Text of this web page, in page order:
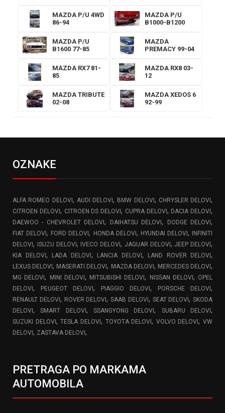
MAZDA P/U 4WD
86-94
MAZDA P/U
B1000-B1200
MAZDA P/U
B1600 77-85
MAZDA
PREMACY 99-04
MAZDA RX7 81-
85
MAZDA RX8 03-
12
MAZDA TRIBUTE
02-08
MAZDA XEDOS 6
92-99
OZNAKE
ALFA ROMEO DELOVI , AUDI DELOVI , BMW DELOVI , CHRYSLER DELOVI ,
CITROEN DELOVI , CITROEN DS DELOVI , CUPRA DELOVI , DACIA DELOVI ,
DAEWOO - CHEVROLET DELOVI, DAIHATSU DELOVI, DODGE DELOVI,
FIAT DELOVI, FORD DELOVI, HONDA DELOVI , HYUNDAI DELOVI ,
INFINITI
DELOVI , ISUZU DELOVI , IVECO DELOVI , JAGUAR DELOVI ,JEEP DELOVI ,
KIA DELOVI , LADA DELOVI , LANCIA DELOVI , LAND ROVER DELOVI ,
LEXUS DELOVI, MASERATI DELOVI, MAZDA DELOVI , MERCEDES DELOVI,
MG DELOVI, MINI DELOVI , MITSUBISHI DELOVI, NISSAN DELOVI , OPEL
DELOVI , PEUGEOT DELOVI , PIAGGIO DELOVI , PORSCHE DELOVI ,
RENAULT DELOVI , ROVER DELOVI, SAAB DELOVI , SEAT DELOVI, SKODA
DELOVI ,SMART DELOVI ,SSANGYONG DELOVI, SUBARU DELOVI,
SUZUKI DELOVI ,TESLA DELOVI , TOYOTA DELOVI, VOLVO DELOVI, VW
DELOVI , ZASTAVA DELOVI ,
PRETRAGA PO MARKAMA
AUTOMOBILA